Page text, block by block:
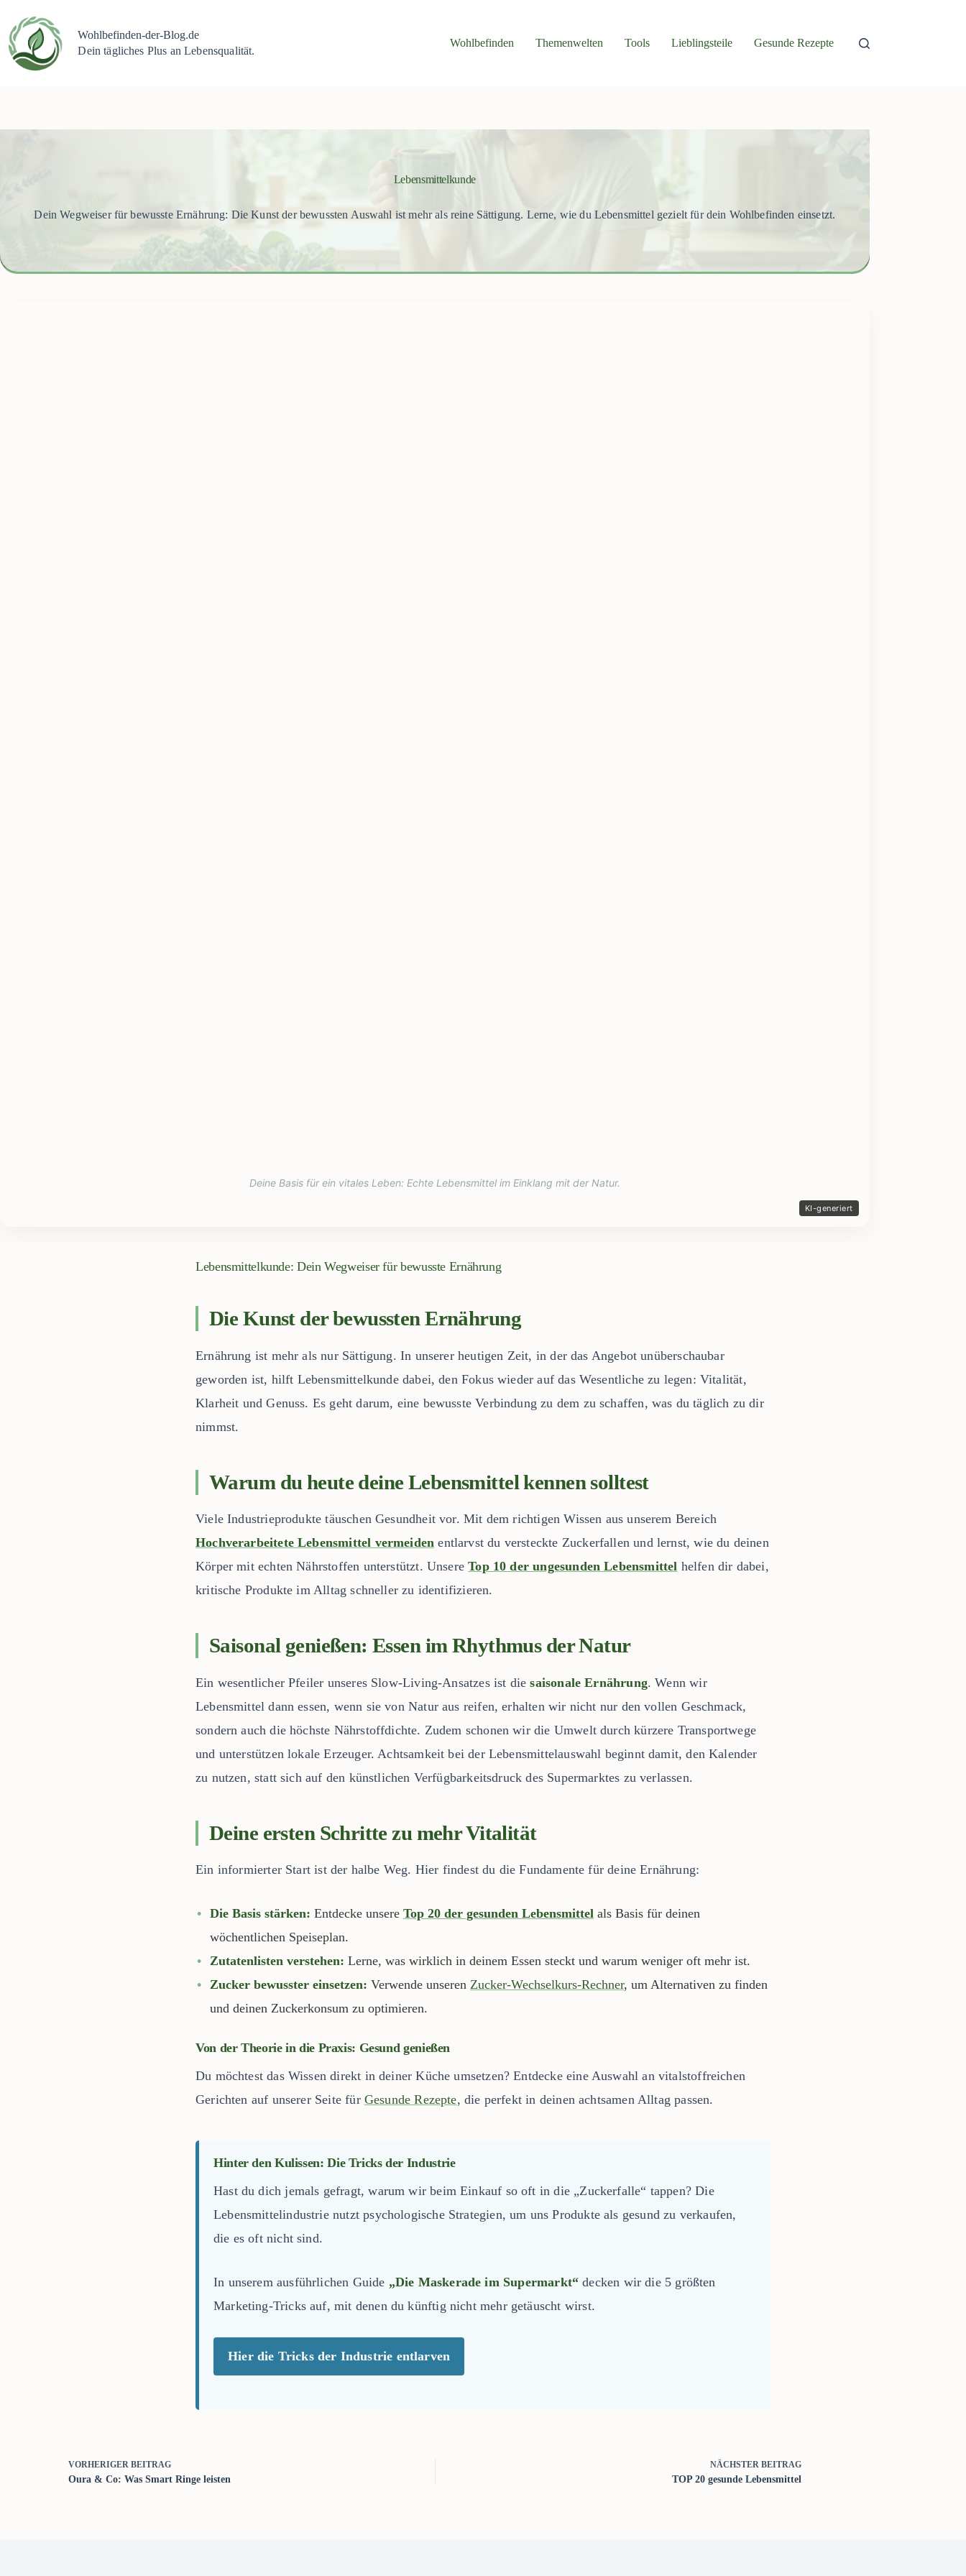
Inhalt
springen
Wohlbefinden-der-Blog.de
Dein tägliches Plus an Lebensqualität.
Wohlbefinden Themenwelten Tools Lieblingsteile Gesunde Rezepte
Lebensmittelkunde
Dein Wegweiser für bewusste Ernährung: Die Kunst der bewussten Auswahl ist mehr als reine Sättigung. Lerne, wie du Lebensmittel gezielt für dein Wohlbefinden einsetzt.
Deine Basis für ein vitales Leben: Echte Lebensmittel im Einklang mit der Natur.
Lebensmittelkunde: Dein Wegweiser für bewusste Ernährung
Die Kunst der bewussten Ernährung
Ernährung ist mehr als nur Sättigung. In unserer heutigen Zeit, in der das Angebot unüberschaubar
geworden ist, hilft Lebensmittelkunde dabei, den Fokus wieder auf das Wesentliche zu legen: Vitalität,
Klarheit und Genuss. Es geht darum, eine bewusste Verbindung zu dem zu schaffen, was du täglich zu dir
nimmst.
Warum du heute deine Lebensmittel kennen solltest
Viele Industrieprodukte täuschen Gesundheit vor. Mit dem richtigen Wissen aus unserem Bereich
Hochverarbeitete Lebensmittel vermeiden entlarvst du versteckte Zuckerfallen und lernst, wie du deinen
Körper mit echten Nährstoffen unterstützt. UnsereTop 10 der ungesunden Lebensmittel helfen dir dabei,
kritische Produkte im Alltag schneller zu identifizieren.
Saisonal genießen: Essen im Rhythmus der Natur
Ein wesentlicher Pfeiler unseres Slow-Living-Ansatzes ist diesaisonale Ernährung. Wenn wir
Lebensmittel dann essen, wenn sie von Natur aus reifen, erhalten wir nicht nur den vollen Geschmack,
sondern auch die höchste Nährstoffdichte. Zudem schonen wir die Umwelt durch kürzere Transportwege
und unterstützen lokale Erzeuger. Achtsamkeit bei der Lebensmittelauswahl beginnt damit, den Kalender
zu nutzen, statt sich auf den künstlichen Verfügbarkeitsdruck des Supermarktes zu verlassen.
Deine ersten Schritte zu mehr Vitalität
Ein informierter Start ist der halbe Weg. Hier findest du die Fundamente für deine Ernährung:
Die Basis stärken: Entdecke unsere Top 20 der gesunden Lebensmittel als Basis für deinen
wöchentlichen Speiseplan.
Zutatenlisten verstehen: Lerne, was wirklich in deinem Essen steckt und warum weniger oft mehr ist.
Zucker bewusster einsetzen: Verwende unseren Zucker-Wechselkurs-Rechner, um Alternativen zu finden
und deinen Zuckerkonsum zu optimieren.
Von der Theorie in die Praxis: Gesund genießen
Du möchtest das Wissen direkt in deiner Küche umsetzen? Entdecke eine Auswahl an vitalstoffreichen
Gerichten auf unserer Seite für Gesunde Rezepte, die perfekt in deinen achtsamen Alltag passen.
Hinter den Kulissen: Die Tricks der Industrie
Hast du dich jemals gefragt, warum wir beim Einkauf so oft in die „Zuckerfalle“ tappen? Die
Lebensmittelindustrie nutzt psychologische Strategien, um uns Produkte als gesund zu verkaufen,
die es oft nicht sind.
In unserem ausführlichen Guide „Die Maskerade im Supermarkt“ decken wir die 5 größten
Marketing-Tricks auf, mit denen du künftig nicht mehr getäuscht wirst.
Hier die Tricks der Industrie entlarven
VORHERIGER BEITRAG
Oura & Co: Was Smart Ringe leisten
NÄCHSTER BEITRAG
TOP 20 gesunde Lebensmittel